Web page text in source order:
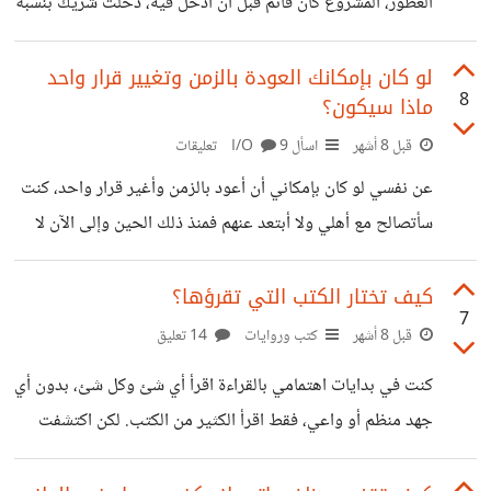
٢٠ ٪ وكنت مسئول عن التسويق. منذ سنتين وإلى الآن مازلت
مستمر في هذه الشراكة وتعتبر ناجحة. لكن تجربة أخرى تشاركت
أكمل معه، لكن بقيت علاقتنا كما كانت. تجربة الشراكة والعمل مع
الأقارب تجربة مختلفة وفيها الكثير من الدروس، سواء على
الجانب العملي أو الجانب الأخلاقي فكثير من
8
لو كان بإمكانك العودة بالزمن وتغيير قرار واحد
ماذا سيكون؟
قبل 8 أشهر اسأل I/O9 تعليقات
عن نفسي لو كان بإمكاني أن أعود بالزمن وأغير قرار واحد، كنت
سأتصالح مع أهلي ولا أبتعد عنهم فمنذ ذلك الحين وإلى الآن لا
تسير الأمور على ما يرام وفي كثير من الأحيان أفتقدهم ولا أجد
من يدعمني أو يسألني عن حالي حتى، نعم الموقف الذي بدر
منهم كان صعباً وقاسيًا لكن هم في النهاية أهلي وتحدث مثل
أحياناً إذا كنا سنتعلم الدرس لكن في كثير من الأحيان يعيقنا
7
كيف تختار الكتب التي تقرؤها؟
قبل 8 أشهر كتب وروايات
كنت في بدايات اهتمامي بالقراءة اقرأ أي شئ وكل شئ، بدون أي
جهد منظم أو واعي، فقط اقرأ الكثير من الكتب. لكن اكتشفت
بعد فترة أنني لا أكون معرفة حقيقة، ولا يمكن أن أعتبر نفسي